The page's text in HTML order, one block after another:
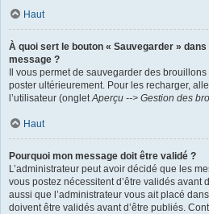
Haut
À quoi sert le bouton « Sauvegarder »
message ?
Il vous permet de sauvegarder des
poster ultérieurement. Pour les recharger,
l’utilisateur (ongletAperçu --> Gestion des
Haut
Pourquoi mon message doit être validé ?
L’administrateur peut avoir décidé que les
vous postez nécessitent d’être validés avant
aussi que l’administrateur vous ait placé
doivent être validés avant d’être publiés.